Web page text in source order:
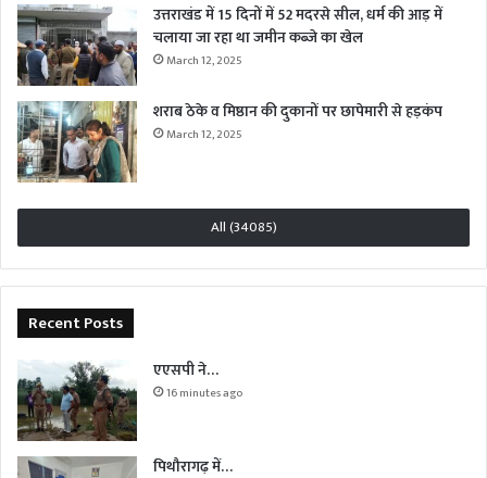
उत्तराखंड में 15 दिनों में 52 मदरसे सील, धर्म की आड़ में
चलाया जा रहा था जमीन कब्जे का खेल
March 12, 2025
शराब ठेके व मिष्ठान की दुकानों पर छापेमारी से हड़कंप
March 12, 2025
All (34085)
Recent Posts
एएसपी ने…
16 minutes ago
पिथौरागढ़ में…